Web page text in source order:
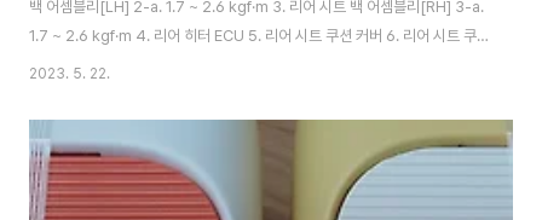
백 어셈블리[LH] 2-a. 1.7 ~ 2.6 kgf·m 3. 리어 시트 백 어셈블리[RH] 3-a.
1.7 ~ 2.6 kgf·m 4. 리어 히터 ECU 5. 리어 시트 쿠션 커버 6. 리어 시트 쿠
션 패드 7. 헤드 레스트 8. 헤드 레스트 가이드 9. 리어 시트 백 암레스트 10. 리
[LH] 13. 리어 시트 백 커버[RH] 14. 리어 시트 백 쿠션[LH] 15. 리어 시트 백
쿠션[RH] 16. 리어 시트 백 프레임[LH] 17. 리어 시트 백 프레임[RH] 바디 (내
장 및 외장)>>리어 시트>>리어 시트 어셈블리>>탈거 및 장착 ..
2023. 5. 22.